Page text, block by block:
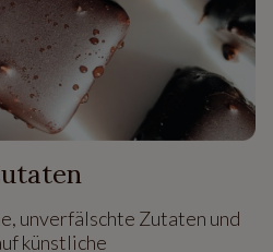
unverfälschte Zutaten und
künstliche